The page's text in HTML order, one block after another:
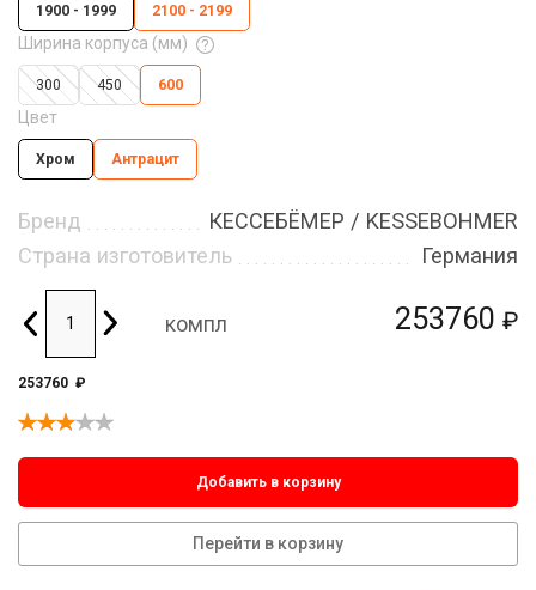
253760 ₽
1900 - 1999 2100 - 2199
Ширина корпуса (мм)
300 450 600
Цвет
Хром Антрацит
Бренд
КЕССЕБЁМЕР / KESSEBOHMER
Страна изготовитель
Германия
компл
253760 ₽
Добавить в корзину
Перейти в корзину